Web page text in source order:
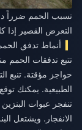
التعرض القصير
أنماط تدفق
تتبع تدفقات الحمم
حواجز مؤقتة. تنبع
الطبيعية. يمكنك
تنفجر عبوات
الانفجار. ويشتعل